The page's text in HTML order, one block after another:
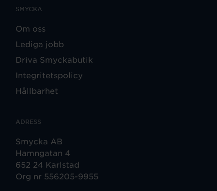
SMYCKA
Om oss
Lediga jobb
Driva Smyckabutik
Integritetspolicy
Hållbarhet
ADRESS
Smycka AB
Hamngatan 4
652 24 Karlstad
Org nr 556205-9955